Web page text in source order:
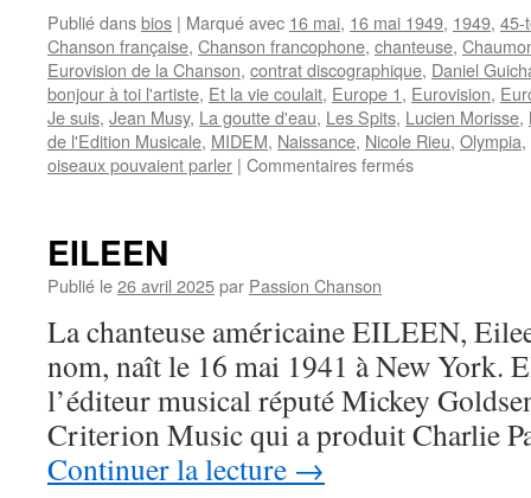
Publié dansbios | Marqué avec 16 mai, 16 mai 1949, 1949, 45-
Chanson française, Chanson francophone, chanteuse,
Eurovision de la Chanson, contrat discographique, Daniel
bonjour à toi l'artiste, Et la vie coulait, Europe 1, Eurovision,
Je suis, Jean Musy, La goutte d'eau, Les Spits, Lucien Morisse,
de l'Edition Musicale, MIDEM, Naissance, Nicole Rieu, Olympia,
oiseaux pouvaient parler | Commentaires ferméssur
EILEEN
Publié le26 avril 2025par Passion Chanson
La chanteuse américaine EILEEN,
nom, naît le 16 mai 1941 à New York.
l’éditeur musical réputé Mickey
Criterion Music qui a produit Charlie
Continuer la lecture →